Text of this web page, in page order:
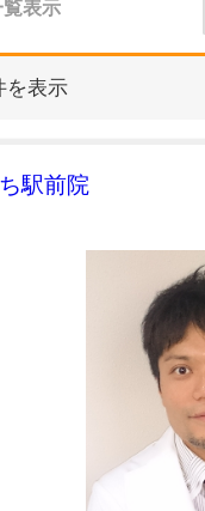
覧表示
を表示
駅前院